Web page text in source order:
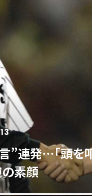
”連発…「頭を
素顔